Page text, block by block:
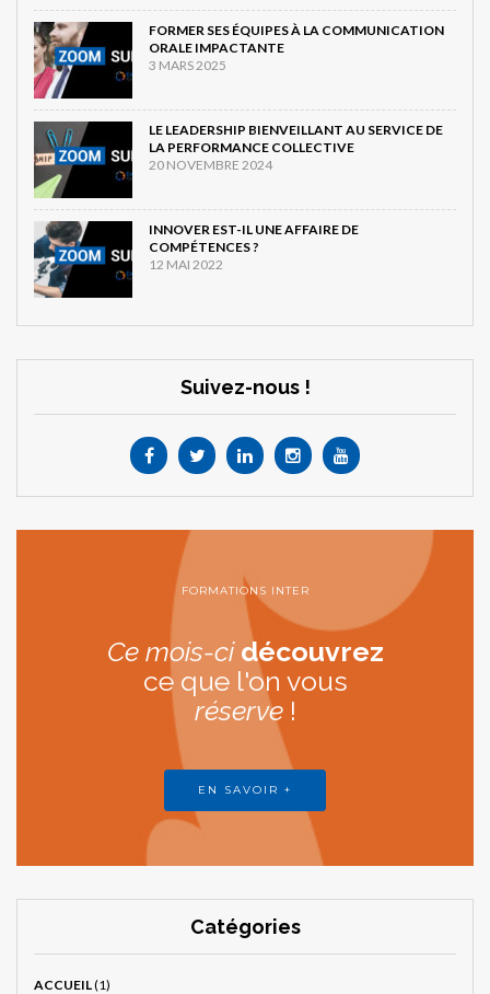
FORMER SES ÉQUIPES À LA COMMUNICATION
ORALE IMPACTANTE
3 MARS 2025
LE LEADERSHIP BIENVEILLANT AU SERVICE DE
LA PERFORMANCE COLLECTIVE
20 NOVEMBRE 2024
INNOVER EST-IL UNE AFFAIRE DE
COMPÉTENCES ?
12 MAI 2022
Suivez-nous !
FORMATIONS INTER
Ce mois-ci découvrez
ce que l'on vous
réserve!
EN SAVOIR +
Catégories
ACCUEIL(1)